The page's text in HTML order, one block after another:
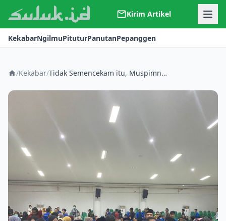
Kirim Artikel
Kerjasama
Kontak
KekabarNgilmuPituturPanutanPepanggen
/Kekabar/ Tidak Semencekam itu, Muspimnas PMII di Tulungagung Sangat Menggembirakan